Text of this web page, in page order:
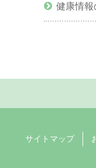
健康情
サイトマップ